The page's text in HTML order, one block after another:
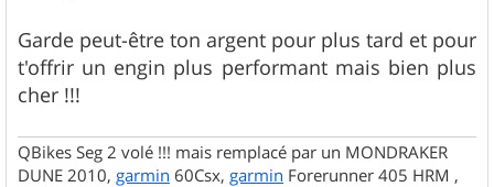
Garde peut-être ton argent pour plus tard et pour
t'offrir un engin plus performant mais bien plus
cher !!!
QBikes Seg 2 volé !!! mais remplacé par un MONDRAKER
DUNE 2010, garmin 60Csx, garmin Forerunner 405 HRM ,